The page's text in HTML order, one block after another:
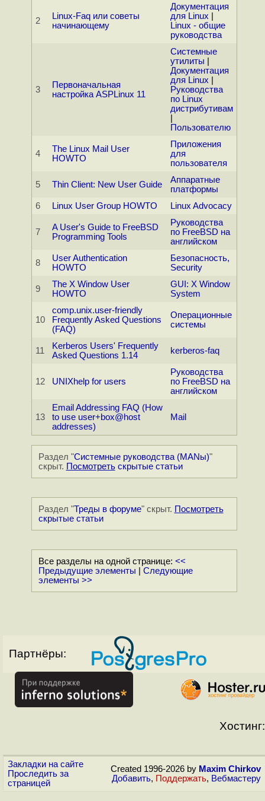
2
Linux-Faq или советы
начинающему
Документация
для Linux
Linux - общие
руководства
3
Первоначальная
настройка ASPLinux 11
Системные
утилиты
Документация
для Linux
Руководства
по Linux
дистрибутивам
Пользователю
4
The Linux Mail User
HOWTO
Приложения
для
пользователя
5 Thin Client: New User Guide
Аппаратные
платформы
6
Linux User Group HOWTO Linux Advocacy
7
A User's Guide to FreeBSD
Programming Tools
Руководства
по FreeBSD на
английском
8
User Authentication
HOWTO
Безопасность,
Security
9
The X Window User
HOWTO
GUI: X Window
System
10
comp.unix.user-friendly
Frequently Asked Questions
(FAQ)
Операционные
системы
11
Kerberos Users' Frequently
Asked Questions 1.14
kerberos-faq
12 UNIXhelp for users
Руководства
по FreeBSD на
английском
13
Email Addressing FAQ (How
to use user+box@host
addresses)
Mail
Раздел "Системные руководства (MANы)"
скрыт. Посмотретьскрытые статьи
Раздел "Треды в форуме" скрыт. Посмотреть
скрытые статьи
Все разделы на одной странице: <<
Предыдущие элементы
Следующие
элементы >>
Партнёры:
Хостинг:
Закладки на сайте
Проследить за
страницей
Created 1996-2026 by Maxim Chirkov
Добавить, Поддержать, Вебмастеру